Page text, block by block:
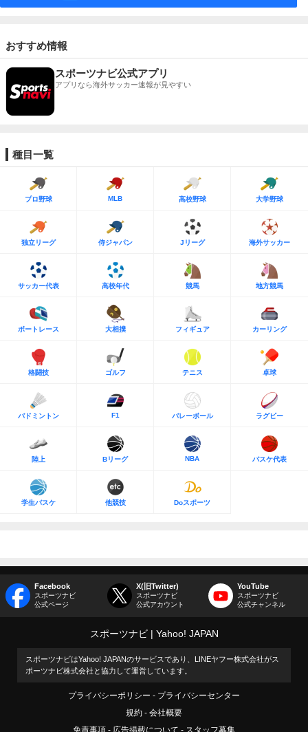
おすすめ情報
スポーツナビ公式アプリ
アプリなら海外サッカー速報が見やすい
種目一覧
プロ野球 MLB 高校野球 大学野球
独立リーグ 侍ジャパン Jリーグ 海外サッカー
サッカー代表 高校年代 競馬 地方競馬
ボートレース 大相撲 フィギュア カーリング
格闘技 ゴルフ テニス 卓球
バドミントン F1 バレーボール ラグビー
陸上 Bリーグ NBA バスケ代表
学生バスケ 他競技 Doスポーツ
Facebook
スポーツナビ
公式ページ
X(旧Twitter)
スポーツナビ
公式アカウント
YouTube
スポーツナビ
公式チャンネル
スポーツナビ Yahoo! JAPAN
スポーツナビはYahoo! JAPANのサービスであり、LINEヤフー株式会社がス
ポーツナビ株式会社と協力して運営しています。
プライバシーポリシー
プライバシーセンター
規約
会社概要
免責事項
広告掲載について スタッフ募集